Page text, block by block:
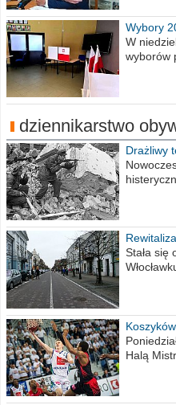
Wybory
procent
W
wyborów
dziennikarstwo
Drażliwy
Stała się
Halą